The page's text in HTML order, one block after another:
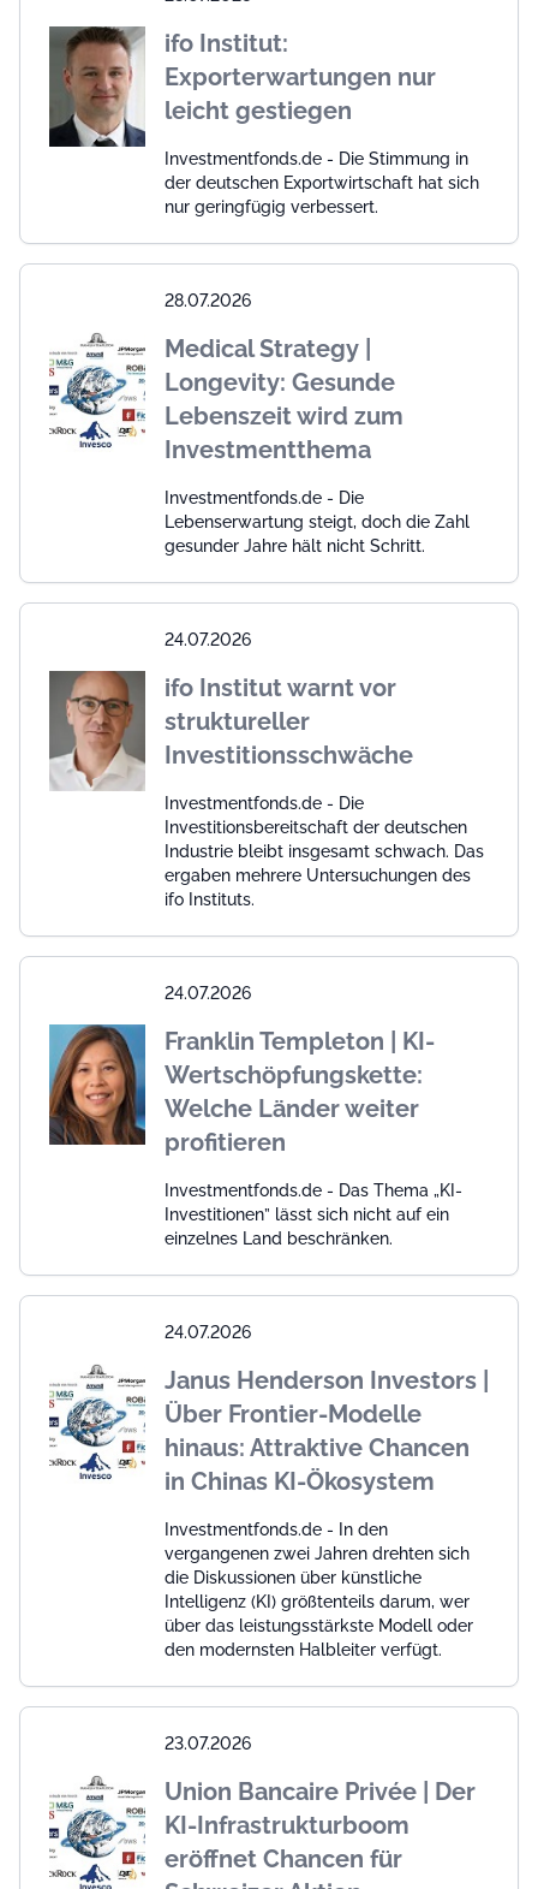
ifo Institut:
Exporterwartungen nur
leicht gestiegen
Investmentfonds.de - Die Stimmung in
der deutschen Exportwirtschaft hat sich
nur geringfügig verbessert.
28.07.2026
Medical Strategy |
Longevity: Gesunde
Lebenszeit wird zum
Investmentthema
Investmentfonds.de - Die
Lebenserwartung steigt, doch die Zahl
gesunder Jahre hält nicht Schritt.
24.07.2026
ifo Institut warnt vor
struktureller
Investitionsschwäche
Investmentfonds.de - Die
Investitionsbereitschaft der deutschen
Industrie bleibt insgesamt schwach. Das
ergaben mehrere Untersuchungen des
ifo Instituts.
24.07.2026
Franklin Templeton | KI-
Wertschöpfungskette:
Welche Länder weiter
profitieren
Investmentfonds.de - Das Thema „KI-
Investitionen” lässt sich nicht auf ein
einzelnes Land beschränken.
24.07.2026
Janus Henderson Investors |
Über Frontier-Modelle
hinaus: Attraktive Chancen
in Chinas KI-Ökosystem
Investmentfonds.de - In den
vergangenen zwei Jahren drehten sich
die Diskussionen über künstliche
Intelligenz (KI) größtenteils darum, wer
über das leistungsstärkste Modell oder
den modernsten Halbleiter verfügt.
23.07.2026
Union Bancaire Privée | Der
KI-Infrastrukturboom
eröffnet Chancen für